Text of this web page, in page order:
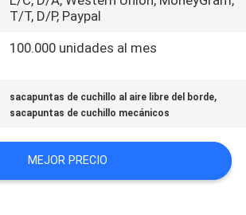
T/T, D/P, Paypal
100.000 unidades al mes
sacapuntas de cuchillo al aire libre del borde,
sacapuntas de cuchillo mecánicos
MEJOR PRECIO